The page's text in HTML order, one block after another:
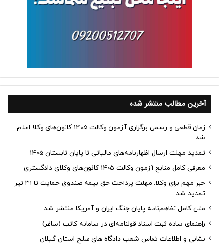
آخرین مطالب منتشر شده
زمان قطعی و رسمی برگزاری آزمون وکالت 1405 کانون‌های وکلا اعلام
شد
تمدید مهلت ارسال اظهارنامه‌های مالیاتی تا پایان تابستان 1405
معرفی کامل منابع آزمون وکالت 1405 کانون‌های وکلای دادگستری
خبر مهم برای وکلا: مهلت پرداخت حق بیمه صندوق حمایت تا ۳۱ تیر
تمدید شد.
متن کامل تفاهم‌نامه پایان جنگ ایران و آمریکا منتشر شد.
راهنمای ساده ثبت اسناد قولنامه‌ای در سامانه کاتب (ساغر)
نشانی و اطلاعات تماس شعب دادگاه های صلح استان گیلان